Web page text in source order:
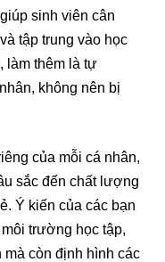
sinh viên cân
tập trung vào học
làm thêm là tự
không nên bị
của mỗi cá nhân,
sắc đến chất lượng
Ý kiến của các bạn
trường học tập,
mà còn định hình các